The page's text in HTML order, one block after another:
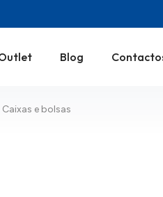
Blog
Caixas e bolsas